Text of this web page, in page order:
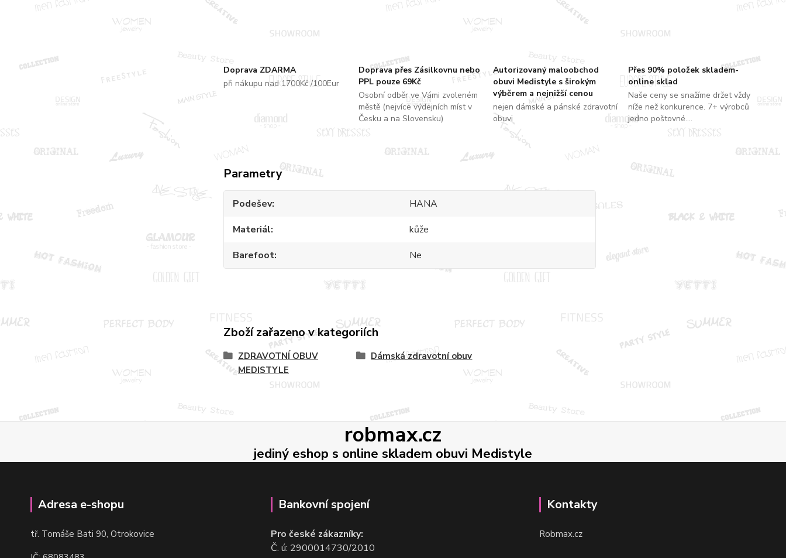
Doprava ZDARMA
při nákupu nad 1700Kč /100Eur
Doprava přes Zásilkovnu nebo
PPL pouze 69Kč
Osobní odběr ve Vámi zvoleném
městě (nejvíce výdejních míst v
Česku a na Slovensku)
Autorizovaný maloobchod
obuvi Medistyle s širokým
výběrem a nejnižší cenou
nejen dámské a pánské zdravotní
obuvi
Přes 90% položek skladem-
online sklad
Naše ceny se snažíme držet vždy
níže než konkurence. 7+ výrobců
jedno poštovné....
Parametry
Podešev
HANA
Materiál
kůže
Barefoot
Ne
Zboží zařazeno v kategoriích
ZDRAVOTNÍ OBUV
MEDISTYLE
Dámská zdravotní obuv
robmax.cz
jediný eshop s online skladem obuvi Medistyle
Adresa e-shopu
tř. Tomáše Bati 90, Otrokovice
Bankovní spojení
Pro české zákazníky:
Č. ú: 2900014730/2010
Kontakty
Robmax.cz